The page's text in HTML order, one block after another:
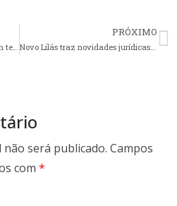
Fórum Nacional da Enfermagem tem nova diretoria
PRÓXIMO
Novo Lilás traz novidades jurídicas e outros assuntos
não será publicado. Campos
com *